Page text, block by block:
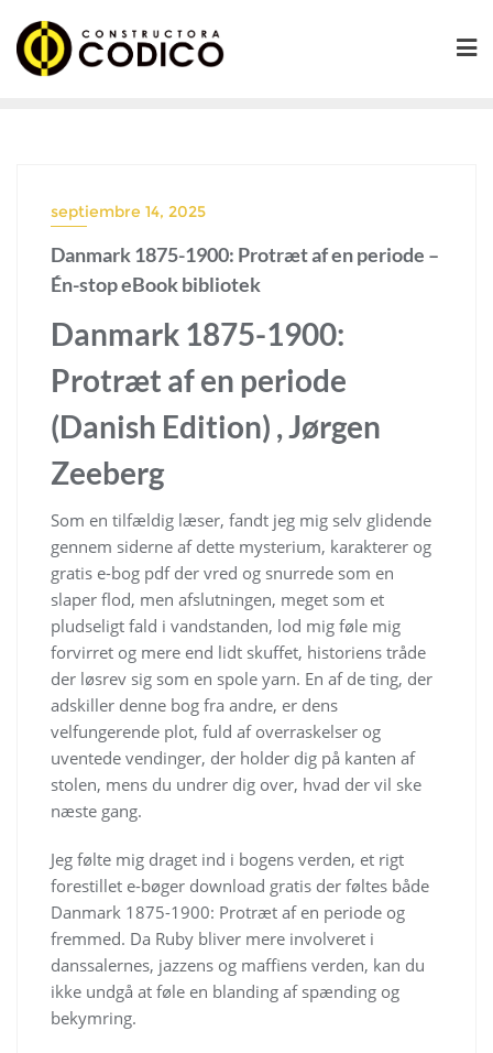
contenido
septiembre 14, 2025
Danmark 1875-1900: Protræt af en periode –
Én-stop eBook bibliotek
Danmark 1875-1900:
Protræt af en periode
(Danish Edition) , Jørgen
Zeeberg
Som en tilfældig læser, fandt jeg mig selv glidende
gennem siderne af dette mysterium, karakterer og
gratis e-bog pdf der vred og snurrede som en
slaper flod, men afslutningen, meget som et
pludseligt fald i vandstanden, lod mig føle mig
forvirret og mere end lidt skuffet, historiens tråde
der løsrev sig som en spole yarn. En af de ting, der
adskiller denne bog fra andre, er dens
velfungerende plot, fuld af overraskelser og
uventede vendinger, der holder dig på kanten af
stolen, mens du undrer dig over, hvad der vil ske
næste gang.
Jeg følte mig draget ind i bogens verden, et rigt
forestillet e-bøger download gratis der føltes både
Danmark 1875-1900: Protræt af en periode og
fremmed. Da Ruby bliver mere involveret i
danssalernes, jazzens og maffiens verden, kan du
ikke undgå at føle en blanding af spænding og
bekymring.